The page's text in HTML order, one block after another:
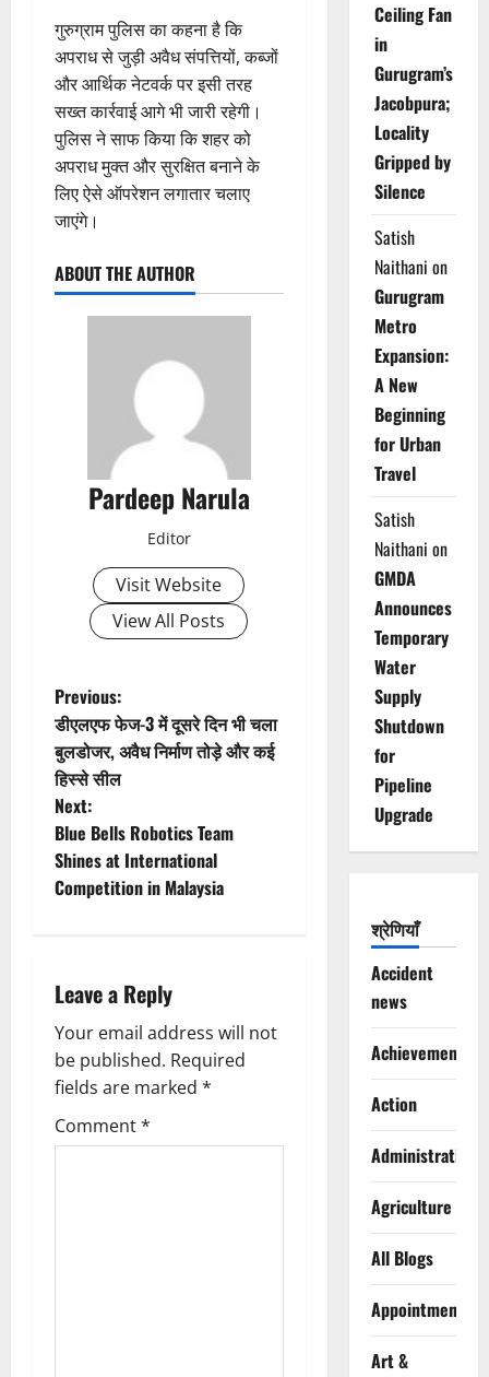
गुरुग्राम पुलिस का कहना है कि
अपराध से जुड़ी अवैध संपत्तियों, कब्जों
और आर्थिक नेटवर्क पर इसी तरह
सख्त कार्रवाई आगे भी जारी रहेगी।
पुलिस ने साफ किया कि शहर को
अपराध मुक्त और सुरक्षित बनाने के
लिए ऐसे ऑपरेशन लगातार चलाए
जाएंगे।
ABOUT THE AUTHOR
Pardeep Narula
Editor
Visit Website
View All Posts
P
o
s
t
n
v
i
g
a
t
Previous:
डीएलएफ फेज-3 में दूसरे दिन भी चला
बुलडोजर, अवैध निर्माण तोड़े और कई
हिस्से सील
Next:
Blue Bells Robotics Team
Shines at International
Competition in Malaysia
Leave a Reply
Your email address will not
be published. Required
fields are marked *
Comment*
Ceiling Fan
in
Gurugram’s
Jacobpura;
Locality
Gripped by
Silence
Satish
Naithani on
Gurugram
Metro
Expansion:
A New
Beginning
for Urban
Travel
Satish
Naithani on
GMDA
Announces
Temporary
Water
Supply
Shutdown
for
Pipeline
Upgrade
श्रेणियाँ
Accident
news
Achievements
Action
Administration
Agriculture
All Blogs
Appointments
Art &